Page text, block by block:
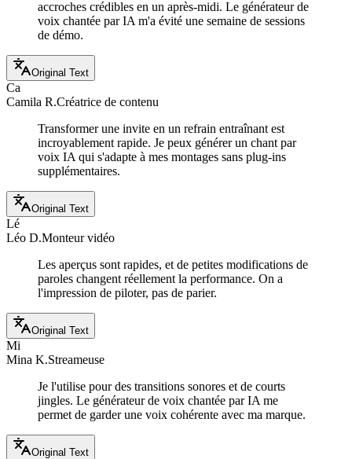
accroches crédibles en un après-midi. Le générateur de
voix chantée par IA m'a évité une semaine de sessions
de démo.
Original Text
Ca
Camila R.Créatrice de contenu
Transformer une invite en un refrain entraînant est
incroyablement rapide. Je peux générer un chant par
voix IA qui s'adapte à mes montages sans plug-ins
supplémentaires.
Original Text
Lé
Léo D.Monteur vidéo
Les aperçus sont rapides, et de petites modifications de
paroles changent réellement la performance. On a
l'impression de piloter, pas de parier.
Original Text
Mi
Mina K.Streameuse
Je l'utilise pour des transitions sonores et de courts
jingles. Le générateur de voix chantée par IA me
permet de garder une voix cohérente avec ma marque.
Original Text